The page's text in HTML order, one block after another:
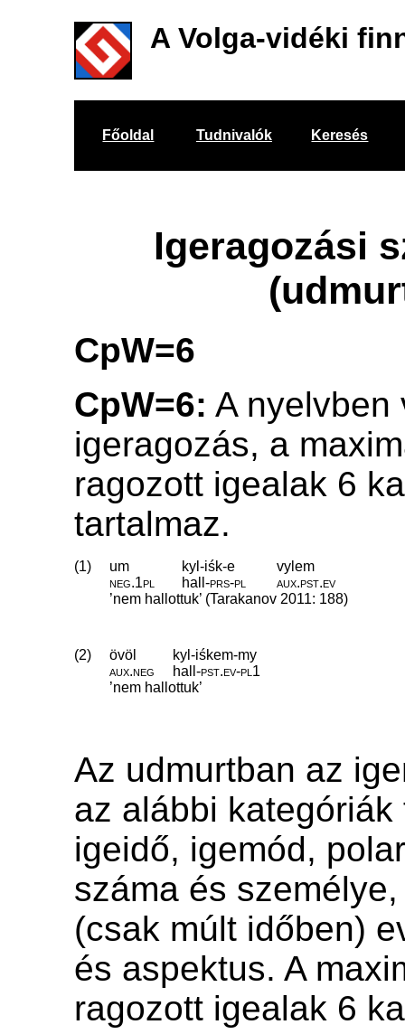
A Volga-vidéki
Főoldal Tudnivalók Keresés
Igeragozási
CpW=6
CpW=6: A nyelvben
igeragozás, a
ragozott igealak 6
tartalmaz.
(1) um kyl-iśk-e
vylem
neg.1pl hall‑prs‑pl aux.pst.ev
’nem hallottuk’ (Tarakanov 2011: 188)
(2) övöl
kyl-iśkem-my
aux.neg hall‑pst.ev‑pl1
’nem hallottuk’
Az udmurtban az
az alábbi
igeidő, igemód,
száma és
(csak múlt időben)
és aspektus. A
ragozott igealak 6